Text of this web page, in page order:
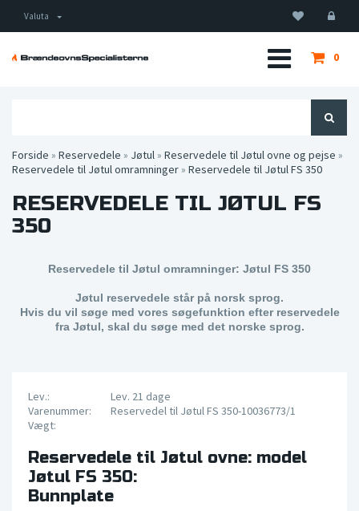
Valuta
0
Forside » Reservedele » Jøtul» Reservedele til Jøtul ovne og pejse »
Reservedele til Jøtul omramninger» Reservedele til Jøtul FS 350
RESERVEDELE TIL JØTUL FS
350
Reservedele til Jøtul omramninger: Jøtul FS 350
Jøtul reservedele står på norsk sprog.
Hvis du vil søge med vores søgefunktion efter reservedele
fra Jøtul, skal du søge med det norske sprog.
Lev.:
Lev. 21 dage
Varenummer:
Reservedel til Jøtul FS 350-10036773/1
Vægt:
Reservedele til Jøtul ovne: model
Jøtul FS 350:
Bunnplate